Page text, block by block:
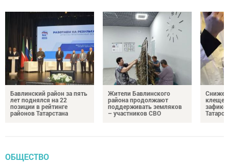
Бавлинский район за пять
лет поднялся на 22
позиции в рейтинге
районов Татарстана
Жители Бавлинского
района продолжают
поддерживать земляков
– участников СВО
клещей
ОБЩЕСТВО